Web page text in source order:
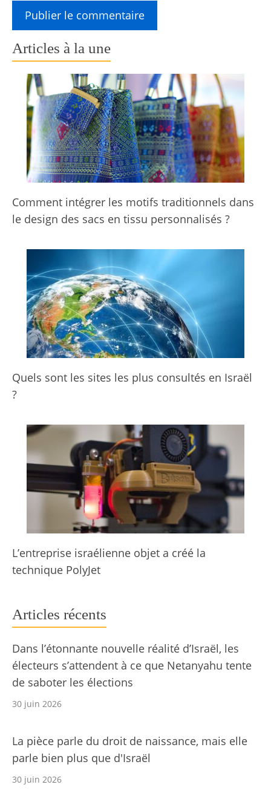
Articles à la une
Comment intégrer les motifs traditionnels dans
le design des sacs en tissu personnalisés ?
Quels sont les sites les plus consultés en Israël
?
L’entreprise israélienne objet a créé la
technique PolyJet
Articles récents
Dans l’étonnante nouvelle réalité d’Israël, les
électeurs s’attendent à ce que Netanyahu tente
de saboter les élections
30 juin 2026
La pièce parle du droit de naissance, mais elle
parle bien plus que d'Israël
30 juin 2026